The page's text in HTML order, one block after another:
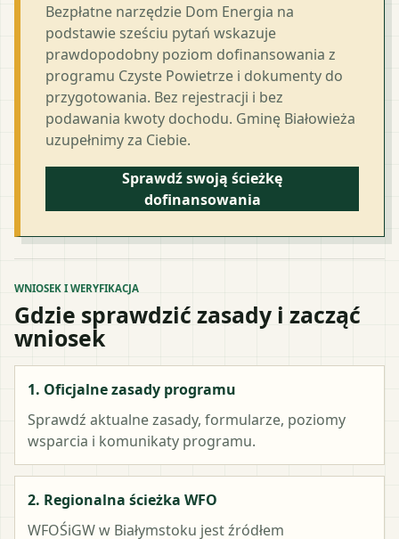
Bezpłatne narzędzie Dom Energia na
podstawie sześciu pytań wskazuje
prawdopodobny poziom dofinansowania z
programu Czyste Powietrze i dokumenty do
przygotowania. Bez rejestracji i bez
podawania kwoty dochodu. Gminę Białowieża
uzupełnimy za Ciebie.
Sprawdź swoją ścieżkę
dofinansowania
WNIOSEK I WERYFIKACJA
Gdzie sprawdzić zasady i zacząć
wniosek
1. Oficjalne zasady programu
Sprawdź aktualne zasady, formularze, poziomy
wsparcia i komunikaty programu.
2. Regionalna ścieżka WFO
WFOŚiGW w Białymstoku jest źródłem